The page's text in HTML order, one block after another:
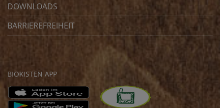
DOWNLOADS
BARRIEREFREIHEIT
BIOKISTEN APP